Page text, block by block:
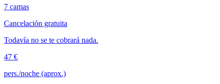
7 camas
Cancelación gratuita
Todavía no se te cobrará nada.
47 €
pers./noche (aprox.)